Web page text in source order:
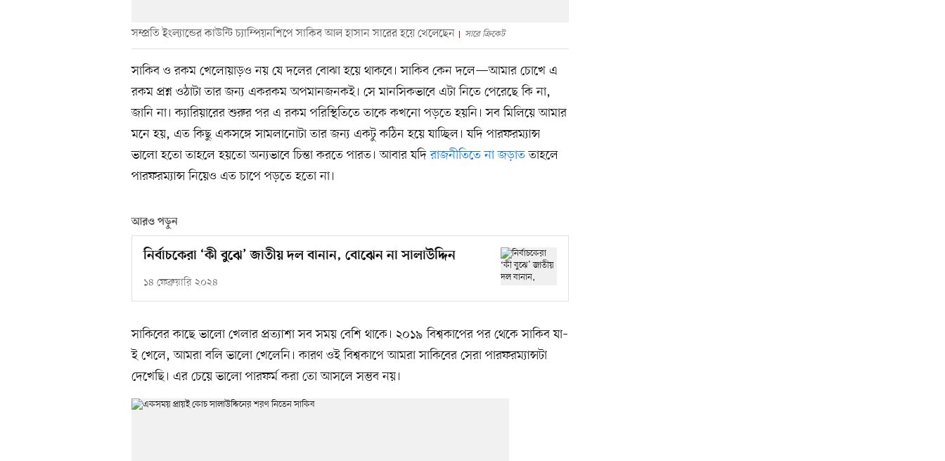
সম্প্রতি ইংল্যান্ডের কাউন্টি চ্যাম্পিয়নশিপে সাকিব আল হাসান সারের হয়ে খেলেছেন সারে ক্রিকেট
সাকিব ও রকম খেলোয়াড়ও নয় যে দলের বোঝা হয়ে থাকবে। সাকিব কেন দলে—আমার চোখে এ
রকম প্রশ্ন ওঠাটা তার জন্য একরকম অপমানজনকই। সে মানসিকভাবে এটা নিতে পেরেছে কি না,
জানি না। ক্যারিয়ারের শুরুর পর এ রকম পরিস্থিতিতে তাকে কখনো পড়তে হয়নি। সব মিলিয়ে আমার
মনে হয়, এত কিছু একসঙ্গে সামলানোটা তার জন্য একটু কঠিন হয়ে যাচ্ছিল। যদি পারফরম্যান্স
ভালো হতো তাহলে হয়তো অন্যভাবে চিন্তা করতে পারত। আবার যদিরাজনীতিতে না জড়াততাহলে
পারফরম্যান্স নিয়েও এত চাপে পড়তে হতো না।
আরও পড়ুন
নির্বাচকেরা ‘কী বুঝে’ জাতীয় দল বানান, বোঝেন না সালাউদ্দিন
১৪ ফেব্রুয়ারি ২০২৪
সাকিবের কাছে ভালো খেলার প্রত্যাশা সব সময় বেশি থাকে। ২০১৯ বিশ্বকাপের পর থেকে সাকিব যা–
ই খেলে, আমরা বলি ভালো খেলেনি। কারণ ওই বিশ্বকাপে আমরা সাকিবের সেরা পারফরম্যান্সটা
দেখেছি। এর চেয়ে ভালো পারফর্ম করা তো আসলে সম্ভব নয়।